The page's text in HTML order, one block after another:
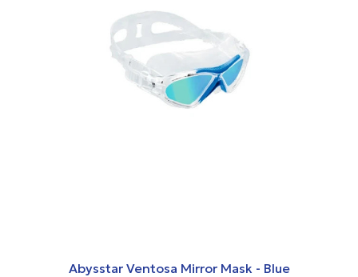
Abysstar Ventosa Mirror Mask - Blue